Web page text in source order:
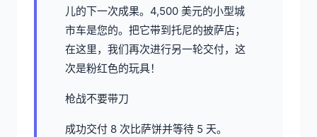
儿的下一次成果。4,500 美元的小型城
市车是您的。把它带到托尼的披萨店；
在这里，我们再次进行另一轮交付，这
次是粉红色的玩具！
枪战不要带刀
成功交付 8 次比萨饼并等待 5 天。